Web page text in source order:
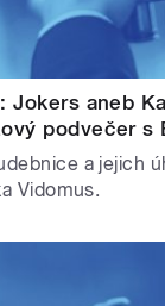
Jokers aneb
podvečer s
a jejich
Vidomus.